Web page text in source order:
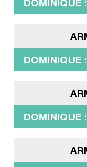
DOMINIQUE
DOMINIQUE